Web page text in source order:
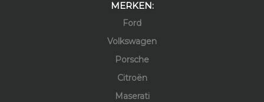
MERKEN:
Ford
Volkswagen
Porsche
Citroën
Maserati